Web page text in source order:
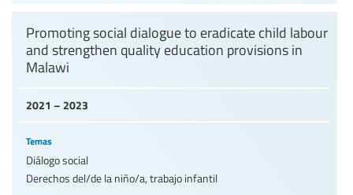
2021 – 2023
Promoting social dialogue to eradicate child labour
and strengthen quality education provisions in
Malawi
Temas
Diálogo social
Derechos del/de la niño/a, trabajo infantil